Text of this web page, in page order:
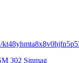
302 Sinmag